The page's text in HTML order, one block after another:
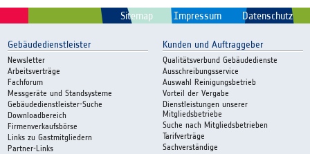
Sitemap Impressum Datenschutz
Gebäudedienstleister
Newsletter
Arbeitsverträge
Fachforum
Messgeräte und Standsysteme
Gebäudedienstleister-Suche
Downloadbereich
Firmenverkaufsbörse
Links zu Gastmitgliedern
Partner-Links
Kunden und Auftraggeber
Qualitätsverbund Gebäudedienste
Ausschreibungsservice
Auswahl Reinigungsbetrieb
Vorteil der Vergabe
Dienstleistungen unserer
Mitgliedsbetriebe
Suche nach Mitgliedsbetrieben
Tarifverträge
Sachverständige